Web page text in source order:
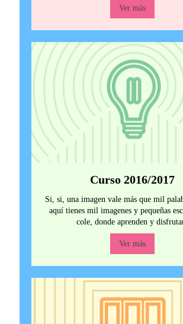
Ver más
Curso 2016/2017
Si, si, una imagen vale más que mil
aquí tienes mil imagenes y pequeñas
cole, donde aprenden y
Ver más